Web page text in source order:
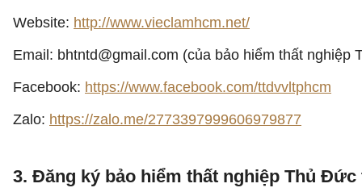
Website: http://www.vieclamhcm.net/
Email: bhtntd@gmail.com (của bảo hiểm thất nghiệp
Facebook: https://www.facebook.com/ttdvvltphcm
Zalo: https://zalo.me/2773397999606979877
3. Đăng ký bảo hiểm thất nghiệp Thủ Đức